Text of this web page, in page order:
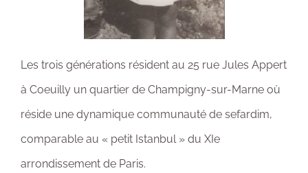
Les trois générations résident au 25 rue Jules Appert
à Coeuilly un quartier de Champigny-sur-Marne où
réside une dynamique communauté de sefardim,
comparable au « petit Istanbul » du XIe
arrondissement de Paris.